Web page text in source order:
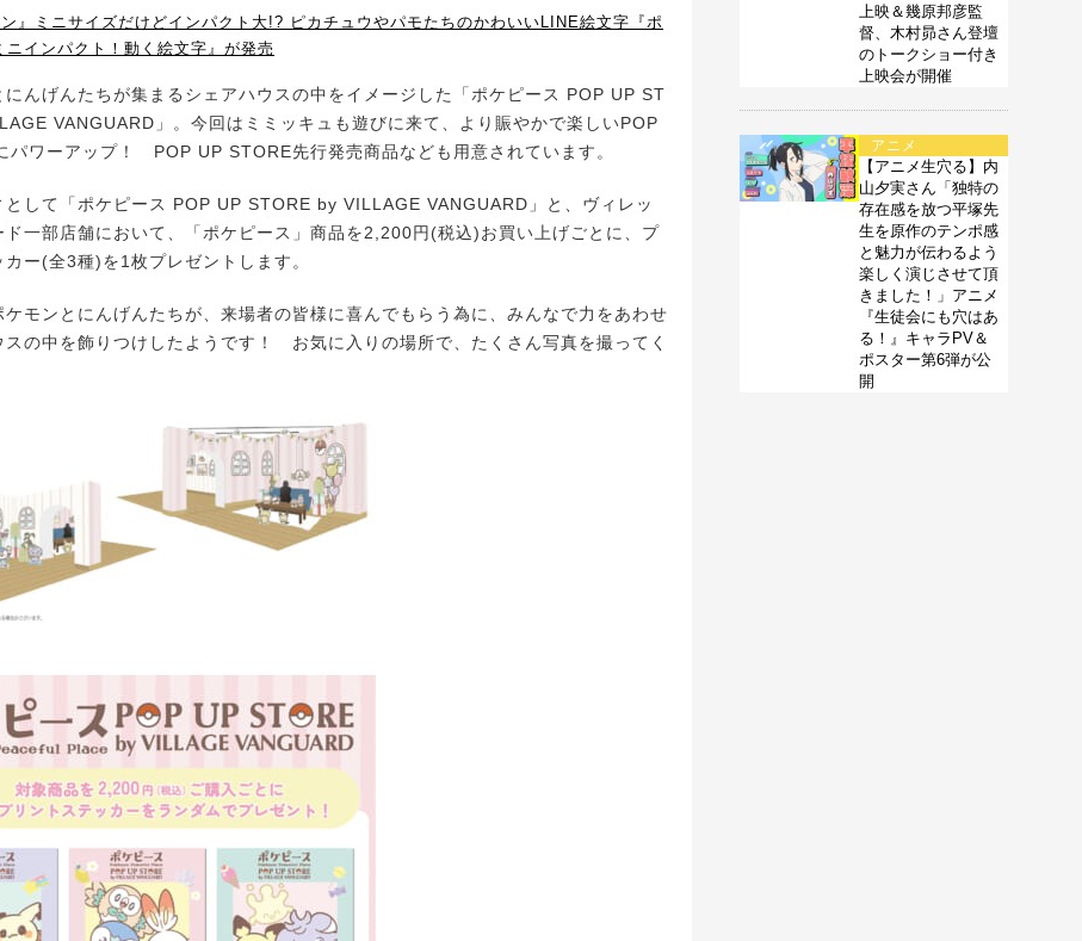
ン』ミニサイズだけどインパクト大!? ピカチュウやパモたちのかわいいLINE絵文字『ポ
ニインパクト！動く絵文字』が発売
んげんたちが集まるシェアハウスの中をイメージした「ポケピース POP UP ST
VANGUARD」。今回はミミッキュも遊びに来て、より賑やかで楽しいPOP
パワーアップ！ POP UP STORE先行発売商品なども用意されています。
して「ポケピース POP UP STORE by VILLAGE VANGUARD」と、ヴィレッ
ド一部店舗において、「ポケピース」商品を2,200円(税込)お買い上げごとに、プ
カー(全3種)を1枚プレゼントします。
モンとにんげんたちが、来場者の皆様に喜んでもらう為に、みんなで力をあわせ
スの中を飾りつけしたようです！ お気に入りの場所で、たくさん写真を撮ってく
上映＆幾原邦彦監
督、木村昴さん登壇
のトークショー付き
上映会が開催
アニメ
【アニメ生穴る】内
山夕実さん「独特の
存在感を放つ平塚先
生を原作のテンポ感
と魅力が伝わるよう
楽しく演じさせて頂
きました！」アニメ
『生徒会にも穴はあ
る！』キャラPV＆
ポスター第6弾が公
開